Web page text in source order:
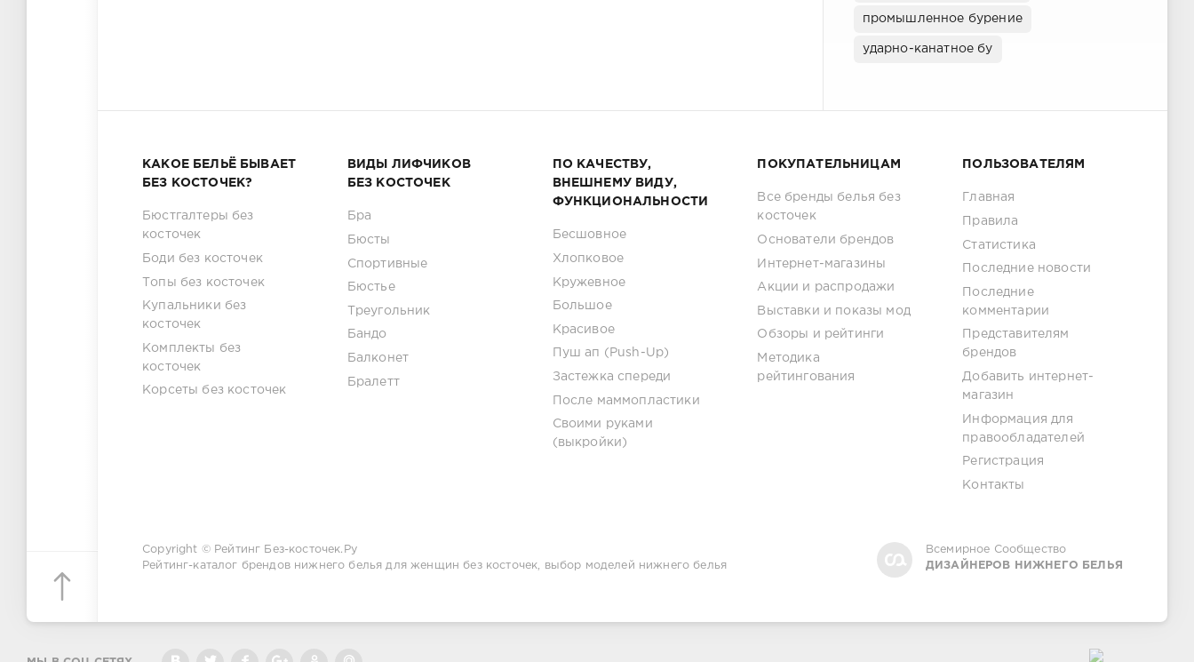
промышленное бурение
ударно-канатное бу
КАКОЕ БЕЛЬЁ БЫВАЕТ
БЕЗ КОСТОЧЕК?
Бюстгалтеры без
косточек
Боди без косточек
Топы без косточек
Купальники без
косточек
Комплекты без
косточек
Корсеты без косточек
ВИДЫ ЛИФЧИКОВ
БЕЗ КОСТОЧЕК
Бра
Бюсты
Спортивные
Бюстье
Треугольник
Бандо
Балконет
Бралетт
ПО КАЧЕСТВУ,
ВНЕШНЕМУ ВИДУ,
ФУНКЦИОНАЛЬНОСТИ
Бесшовное
Хлопковое
Кружевное
Большое
Красивое
Пуш ап (Push-Up)
Застежка спереди
После маммопластики
Своими руками
(выкройки)
ПОКУПАТЕЛЬНИЦАМ
Все бренды белья без
косточек
Основатели брендов
Интернет-магазины
Акции и распродажи
Выставки и показы мод
Обзоры и рейтинги
Методика
рейтингования
ПОЛЬЗОВАТЕЛЯМ
Главная
Правила
Статистика
Последние новости
Последние
комментарии
Представителям
брендов
Добавить интернет-
магазин
Информация для
правообладателей
Регистрация
Контакты
Copyright © Рейтинг Без-косточек.Ру
Рейтинг-каталог брендов нижнего белья для женщин без косточек, выбор моделей нижнего белья
Всемирное Сообщество
ДИЗАЙНЕРОВ НИЖНЕГО БЕЛЬЯ